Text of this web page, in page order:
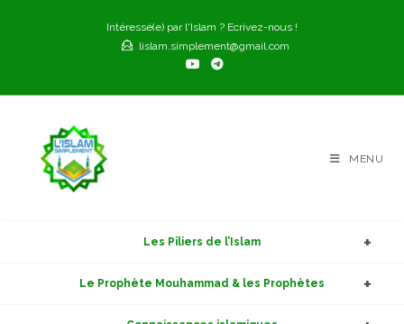
Intéressé(e) par l'Islam ? Ecrivez-nous !
lislam.simplement@gmail.com
MENU
Les Piliers de l’Islam
Le Prophète Mouhammad & les Prophètes